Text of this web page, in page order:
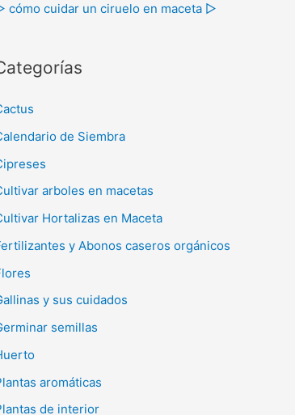
cómo cuidar un ciruelo en maceta ▷
de Siembra
arboles en macetas
Hortalizas en Maceta
y Abonos caseros orgánicos
y sus cuidados
semillas
aromáticas
de interior